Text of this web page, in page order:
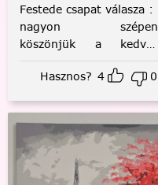
Festede csapat válasza :
nagyon szépen
köszönjük a kedves
visszajelzést! :)
Hasznos? 4 0